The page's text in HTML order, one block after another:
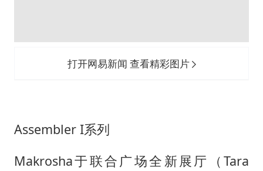
打开网易新闻 查看精彩图片
Assembler I系列
Makrosha于联合广场全新展厅（Tara